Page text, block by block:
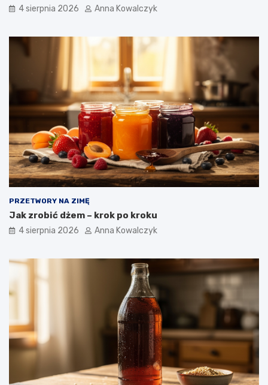
4 sierpnia 2026 Anna Kowalczyk
PRZETWORY NA ZIMĘ
Jak zrobić dżem – krok po kroku
4 sierpnia 2026 Anna Kowalczyk